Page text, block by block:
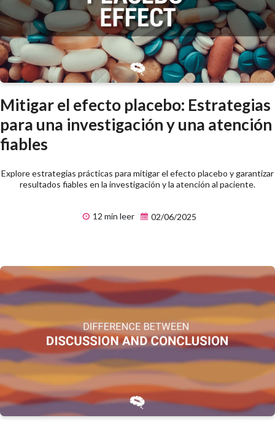
Mitigar el efecto placebo: Estrategias
para una investigación y una atención
fiables
Explore estrategias prácticas para mitigar el efecto placebo y garantizar
resultados fiables en la investigación y la atención al paciente.
12 min leer 02/06/2025